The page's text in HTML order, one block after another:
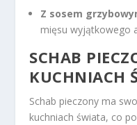
Z sosem
mięsu wyjątkowego
SCHAB
KUCHNIACH
Schab pieczony ma
kuchniach świata, co